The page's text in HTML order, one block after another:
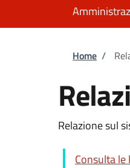
Home /
Relazione sul
Consulta